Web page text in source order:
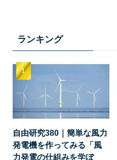
ランキング
自由研究380｜簡単な風力
発電機を作ってみる「風
力発電の仕組みを学ぼ